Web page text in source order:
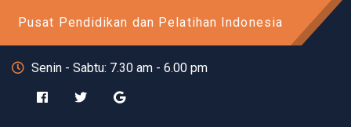
Pusat Pendidikan dan Pelatihan Indonesia
Senin - Sabtu: 7.30 am - 6.00 pm